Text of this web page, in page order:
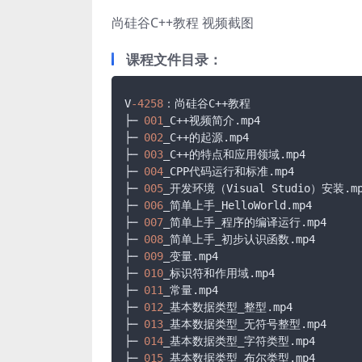
尚硅谷C++教程 视频截图
课程文件目录：
V-4258 ：尚硅谷C++教程
├─ 001
_C++视频简介.mp4
├─ 002 _C++的起源.mp4
├─ 003 _C++的特点和应用领域.mp4
├─ 004 _CPP代码运行和标准.mp4
├─ 005 _开发环境（Visual Studio）安装
├─ 006 _简单上手_HelloWorld.mp4
├─ 007 _简单上手_程序的编译运行.mp4
├─ 008 _简单上手_初步认识函数.mp4
├─ 009 _变量.mp4
├─ 010 _标识符和作用域.mp4
├─ 011
_常量.mp4
├─ 012 _基本数据类型_整型.mp4
├─ 013 _基本数据类型_无符号整型.mp4
├─ 014 _基本数据类型_字符类型.mp4
├─ 015 _基本数据类型_布尔类型.mp4